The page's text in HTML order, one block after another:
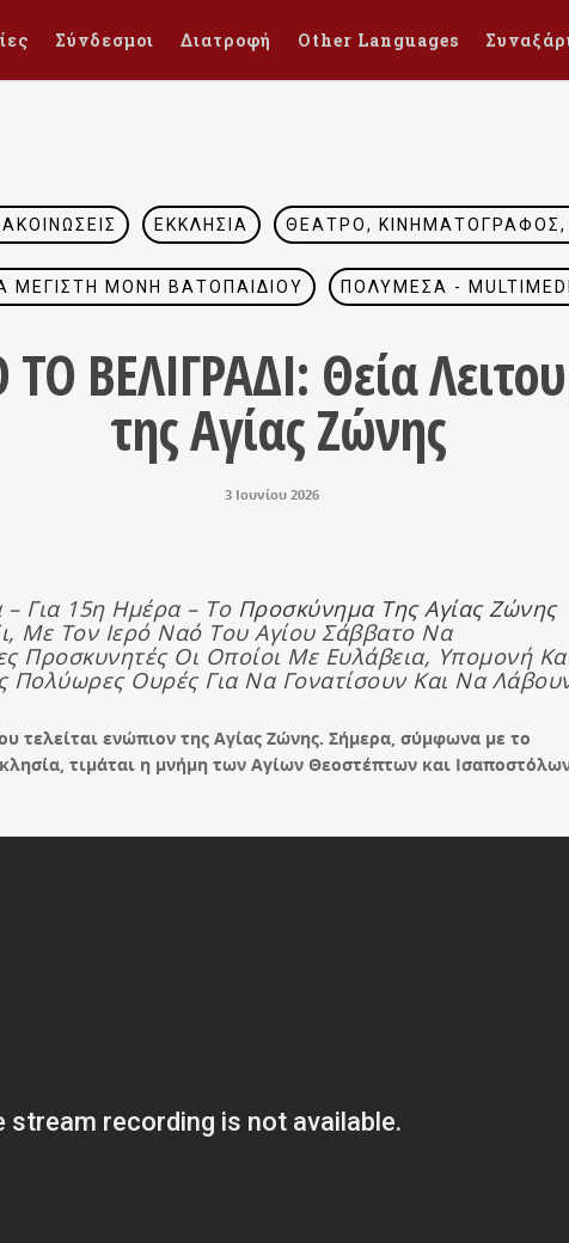
Σύνδεσμοι Διατροφή Other Languages
ΕΚΚΛΗΣΊΑ ΘΈΑΤΡΟ, ΚΙΝΗΜΑΤΟΓΡΆΦΟΣ,
ΜΕΓΊΣΤΗ ΜΟΝΉ ΒΑΤΟΠΑΙΔΊΟΥ ΠΟΛΥΜΈΣΑ -
ΒΕΛΙΓΡΑΔΙ: Θεία
της Αγίας Ζώνης
3 Ιουνίου 2026
Για 15η Ημέρα – Το Προσκύνημα Της Αγίας Ζώνης
Με Τον Ιερό Ναό Του Αγίου Σάββατο Να
Προσκυνητές Οι Οποίοι Με Ευλάβεια, Υπομονή
Πολύωρες Ουρές Για Να Γονατίσουν Και Να
τελείται ενώπιον της Αγίας Ζώνης. Σήμερα, σύμφωνα με το
τιμάται η μνήμη των Αγίων Θεοστέπτων και